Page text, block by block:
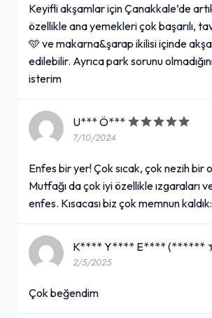
Keyifli akşamlar için Çanakkale’de
özellikle ana yemekleri çok başarılı,
🩵 ve makarna&şarap ikilisi içinde
edilebilir. Ayrıca park sorunu
isterim
U*** Ö***
7/10/2024
Enfes bir yer! Çok sıcak, çok nezih bir
Mutfağı da çok iyi özellikle ızgaraları
enfes. Kısacası biz çok memnun
K**** Y**** E**** (******
2/5/2025
Çok beğendim